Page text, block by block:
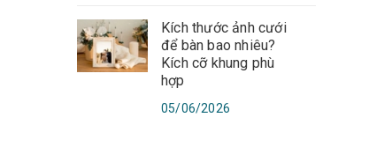
Kích thước ảnh cưới
để bàn bao nhiêu?
Kích cỡ khung phù
hợp
05/06/2026